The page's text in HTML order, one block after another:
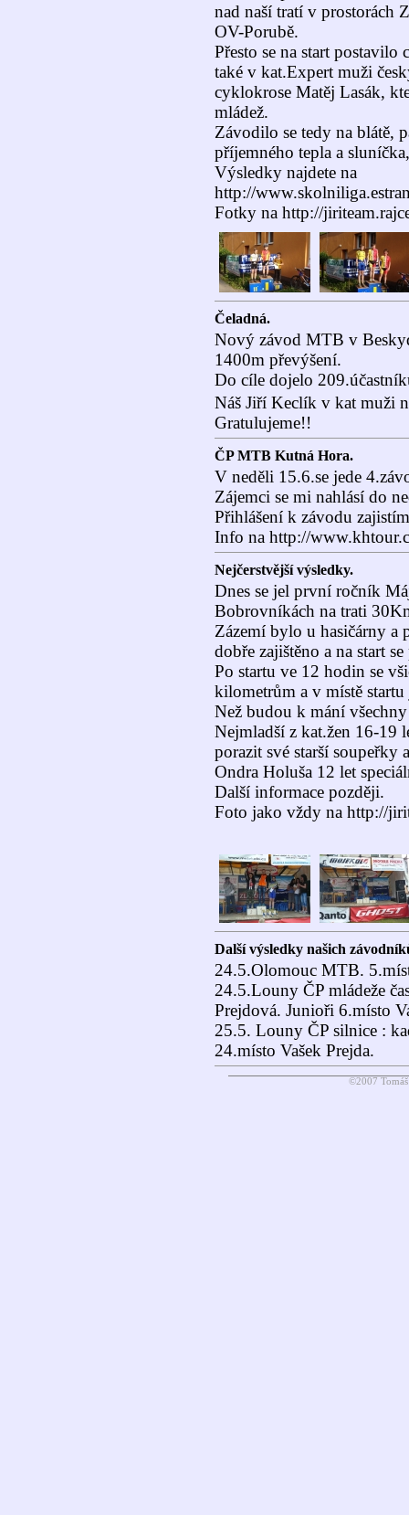
nad naší tratí v prostorách
OV-Porubě.
Přesto se na start
také v kat.Expert muži
cyklokrose Matěj Lasák,
mládež.
Závodilo se tedy na blátě,
příjemného tepla a
Výsledky najdete na
http://
Fotky na http://
Čeladná.
Nový závod MTB v
1400m převýšení.
Do cíle dojelo
Náš Jiří Keclík v kat muži
Gratulujeme!!
ČP MTB Kutná Hora.
V neděli 15.6.se jede
Zájemci se mi nahlásí do
Přihlášení k závodu
Info na http://
Nejčerstvější výsledky.
Dnes se jel první ročník
Bobrovníkách na trati
Zázemí bylo u hasičárny
dobře zajištěno a na start
Po startu ve 12 hodin se
kilometrům a v místě
Než budou k mání
Nejmladší z kat.žen 16-19
porazit své starší
Ondra Holuša 12 let
Další informace později.
Foto jako vždy na http://
Další výsledky našich
24.5.Olomouc MTB.
24.5.Louny ČP mládeže
Prejdová. Junioři 6.místo
25.5. Louny ČP silnice :
24.místo Vašek Prejda.
©2007